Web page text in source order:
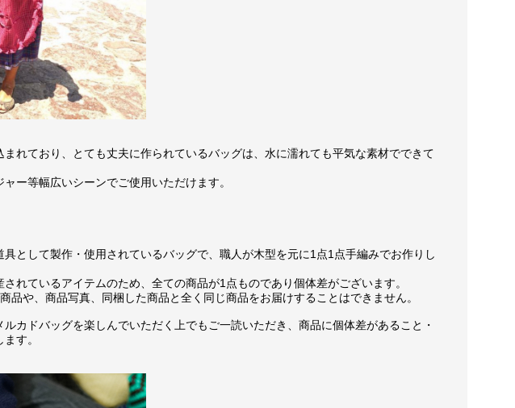
れており、とても丈夫に作られているバッグは、水に濡れても平気な素材でできて
ー等幅広いシーンでご使用いただけます。
として製作・使用されているバッグで、職人が木型を元に1点1点手編みでお作りし
れているアイテムのため、全ての商品が1点ものであり個体差がございます。
や、商品写真、同梱した商品と全く同じ商品をお届けすることはできません。
カドバッグを楽しんでいただく上でもご一読いただき、商品に個体差があること・
す。